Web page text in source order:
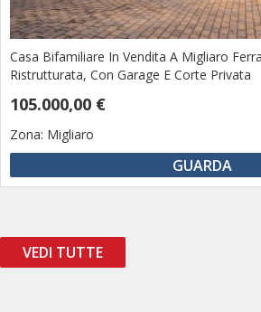
Casa Bifamiliare In Vendita A Migliaro
Ristrutturata, Con Garage E Corte Privata
105.000,00 €
Zona: Migliaro
GUARDA
VEDI TUTTE